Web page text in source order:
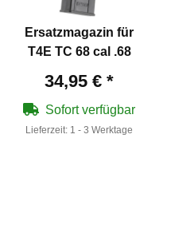
Ersatzmagazin für
T4E TC 68 cal .68
34,95 € *
Sofort verfügbar
Lieferzeit: 1 - 3 Werktage